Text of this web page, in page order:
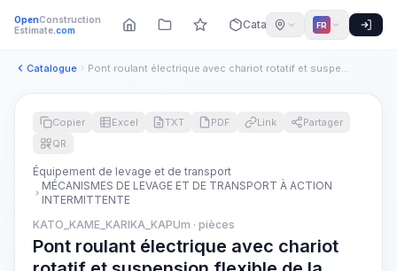
OpenConstruction
Estimate.com Catalogue FR
Catalogue Pont roulant électrique avec chariot rotatif et suspension f...
Copier Excel TXT PDF Link
Partager
QR
Équipement de levage et de transport
MÉCANISMES DE LEVAGE ET DE TRANSPORT À ACTION
INTERMITTENTE
KATO_KAME_KARIKA_KAPUm · pièces
Pont roulant électrique avec chariot